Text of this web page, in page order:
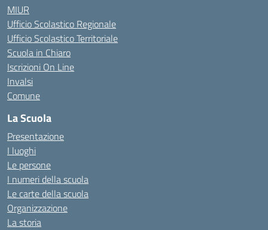
MIUR
Ufficio Scolastico Regionale
Ufficio Scolastico Territoriale
Scuola in Chiaro
Iscrizioni On Line
Invalsi
Comune
La Scuola
Presentazione
I luoghi
Le persone
I numeri della scuola
Le carte della scuola
Organizzazione
La storia